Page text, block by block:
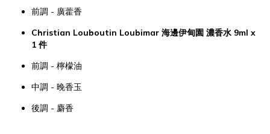
前調 - 廣藿香
Christian Louboutin Loubimar 海邊伊甸園 濃香水 9ml x
1 件
前調 - 檸檬油
中調 - 晚香玉
後調 - 麝香